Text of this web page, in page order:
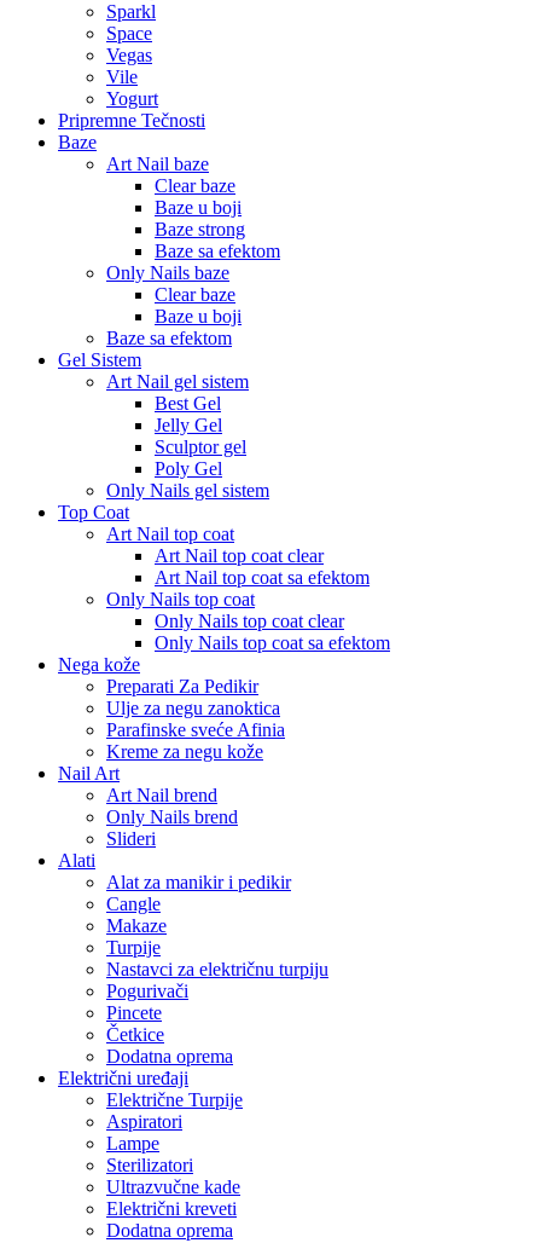
Sparkl
Space
Vegas
Vile
Yogurt
Pripremne Tečnosti
Baze
Art Nail baze
Clear baze
Baze u boji
Baze strong
Baze sa efektom
Only Nails baze
Clear baze
Baze u boji
Baze sa efektom
Gel Sistem
Art Nail gel sistem
Best Gel
Jelly Gel
Sculptor gel
Poly Gel
Only Nails gel sistem
Top Coat
Art Nail top coat
Art Nail top coat clear
Art Nail top coat sa efektom
Only Nails top coat
Only Nails top coat clear
Only Nails top coat sa efektom
Nega kože
Preparati Za Pedikir
Ulje za negu zanoktica
Parafinske sveće Afinia
Kreme za negu kože
Nail Art
Art Nail brend
Only Nails brend
Slideri
Alati
Alat za manikir i pedikir
Cangle
Makaze
Turpije
Nastavci za električnu turpiju
Pogurivači
Pincete
Četkice
Dodatna oprema
Električni uređaji
Električne Turpije
Aspiratori
Lampe
Sterilizatori
Ultrazvučne kade
Električni kreveti
Dodatna oprema